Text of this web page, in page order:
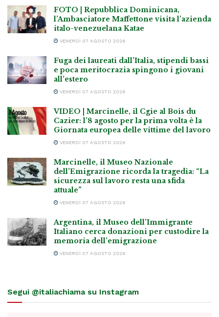
FOTO | Repubblica Dominicana,
l’Ambasciatore Maffettone visita l’azienda
italo-venezuelana Katae
VENERDÌ 07 AGOSTO 2026
Fuga dei laureati dall’Italia, stipendi bassi
e poca meritocrazia spingono i giovani
all’estero
VENERDÌ 07 AGOSTO 2026
VIDEO | Marcinelle, il Cgie al Bois du
Cazier: l’8 agosto per la prima volta è la
Giornata europea delle vittime del lavoro
VENERDÌ 07 AGOSTO 2026
Marcinelle, il Museo Nazionale
dell’Emigrazione ricorda la tragedia: “La
sicurezza sul lavoro resta una sfida
attuale”
VENERDÌ 07 AGOSTO 2026
Argentina, il Museo dell’Immigrante
Italiano cerca donazioni per custodire la
memoria dell’emigrazione
VENERDÌ 07 AGOSTO 2026
Segui @italiachiama su Instagram